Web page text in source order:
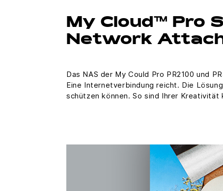
My Cloud™ Pro
Network
Das NAS der My Could Pro PR2100 und
Eine Internetverbindung reicht. Die
schützen können. So sind Ihrer Kreativität